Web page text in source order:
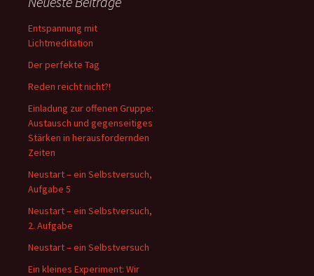
Entspannung mit
Lichtmeditation
Der perfekte Tag
Reden reicht nicht?!
Einladung zur offenen Gruppe:
Austausch und gegenseitiges
Stärken in herausfordernden
Zeiten
Neustart – ein Selbstversuch,
Aufgabe 5
Neustart – ein Selbstversuch,
2. Aufgabe
Neustart – ein Selbstversuch
Ein kleines Experiment: Wir